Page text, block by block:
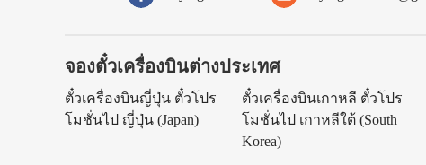
จองตั๋วเครื่องบินต่างประเทศ
ตั๋วเครื่องบินญี่ปุ่น ตั๋วโปร
โมชั่นไป ญี่ปุ่น (Japan)
ตั๋วเครื่องบินเกาหลี ตั๋วโปร
โมชั่นไป เกาหลีใต้ (South
Korea)